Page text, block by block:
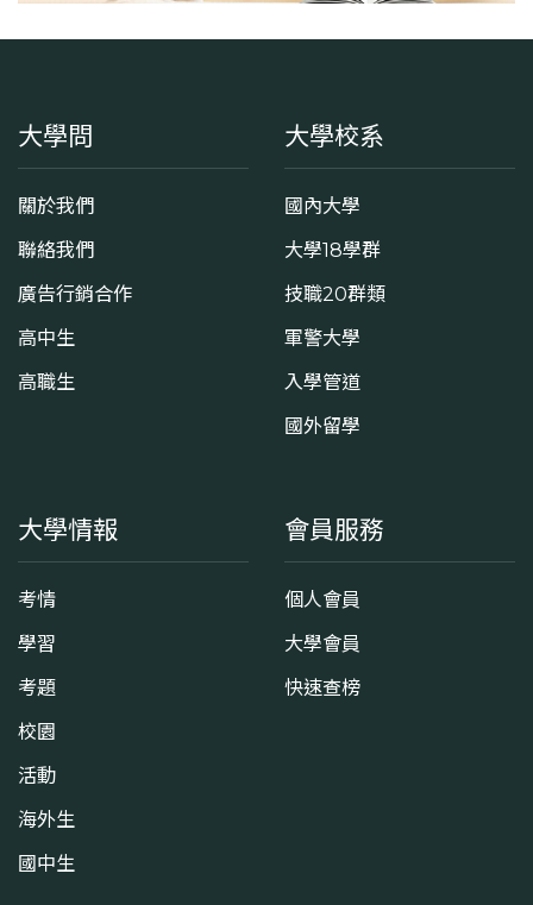
大學問
關於我們
聯絡我們
廣告行銷合作
高中生
高職生
大學校系
國內大學
大學18學群
技職20群類
軍警大學
入學管道
國外留學
大學情報
考情
學習
考題
校園
活動
海外生
國中生
會員服務
個人會員
大學會員
快速查榜